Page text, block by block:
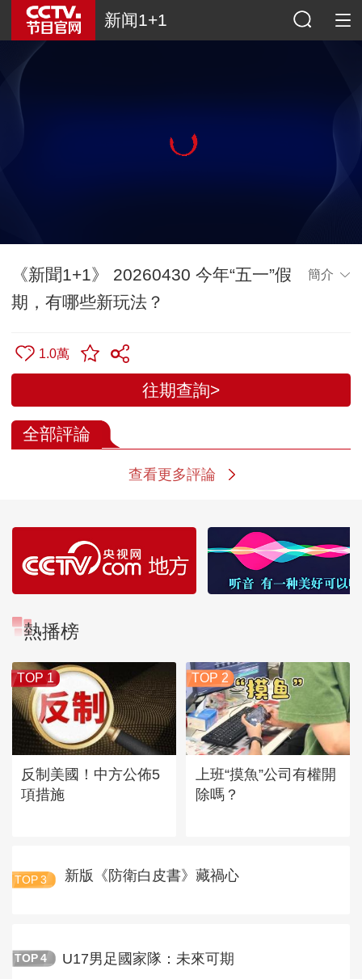
新闻1+1
《新聞1+1》 20260430 今年“五一”假
期，有哪些新玩法？
簡介
1.0萬
往期查詢>
全部評論
查看更多評論
熱播榜
TOP 1
反制美國！中方公佈5
項措施
TOP 2
上班“摸魚”公司有權開
除嗎？
TOP 3 新版《防衛白皮書》藏禍心
TOP 4 U17男足國家隊：未來可期